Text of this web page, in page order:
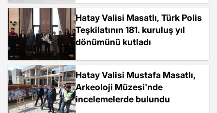
Hatay Valisi Masatlı, Türk Polis
Teşkilatının 181. kuruluş yıl
dönümünü kutladı
Hatay Valisi Mustafa Masatlı,
Arkeoloji Müzesi'nde
incelemelerde bulundu